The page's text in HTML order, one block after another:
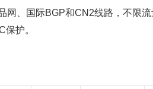
网、国际BGP和CN2线路，不限
护。